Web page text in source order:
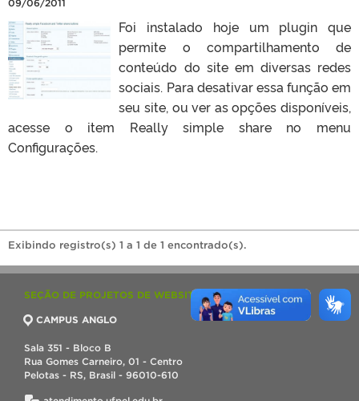
09/06/2011
Foi instalado hoje um plugin que
permite o compartilhamento de
conteúdo do site em diversas redes
sociais. Para desativar essa função em
seu site, ou ver as opções disponíveis,
acesse o item Really simple share no menu
Configurações.
Exibindo registro(s) 1 a 1 de 1 encontrado(s).
SEÇÃO DE PROJETOS DE WEBSITES (SPW)
CAMPUS ANGLO
Sala 351 - Bloco B
Rua Gomes Carneiro, 01 - Centro
Pelotas - RS, Brasil - 96010-610